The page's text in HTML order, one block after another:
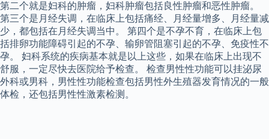
第二个就是妇科的肿瘤，妇科肿瘤包括良性肿瘤和恶性肿瘤。
第三个是月经失调，在临床上包括痛经、月经量增多、月经量减
少，都包括在月经失调当中。 第四个是不孕不育，在临床上包
括排卵功能障碍引起的不孕、输卵管阻塞引起的不孕、免疫性不
孕。 妇科系统的疾病基本就是以上这些，如果在临床上出现不
舒服，一定尽快去医院给予检查。 检查男性性功能可以挂泌尿
外科或男科，男性性功能检查包括男性外生殖器发育情况的一般
体检，还包括男性性激素检测。